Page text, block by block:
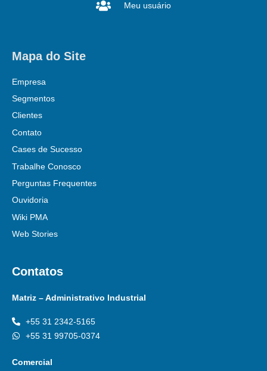
Meu usuário
Mapa do Site
Empresa
Segmentos
Clientes
Contato
Cases de Sucesso
Trabalhe Conosco
Perguntas Frequentes
Ouvidoria
Wiki PMA
Web Stories
Contatos
Matriz – Administrativo Industrial
+55 31 2342-5165
+55 31 99705-0374
Comercial